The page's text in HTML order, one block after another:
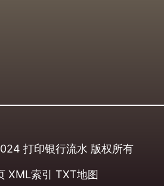
打印银行流水 版权所有
XML索引 TXT地图